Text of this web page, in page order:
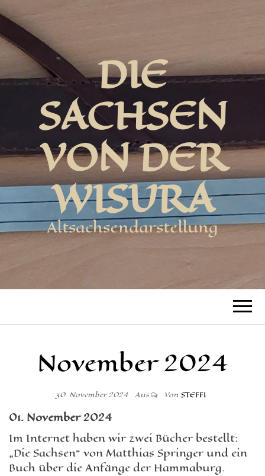
DIE
SACHSEN
VON DER
WISURA
Altsachsendarstellung
November 2024
30. November 2024 Aus Von STEFFI
01. November 2024
Im Internet haben wir zwei Bücher bestellt:
„Die Sachsen“ von Matthias Springer und ein
Buch über die Anfänge der Hammaburg.